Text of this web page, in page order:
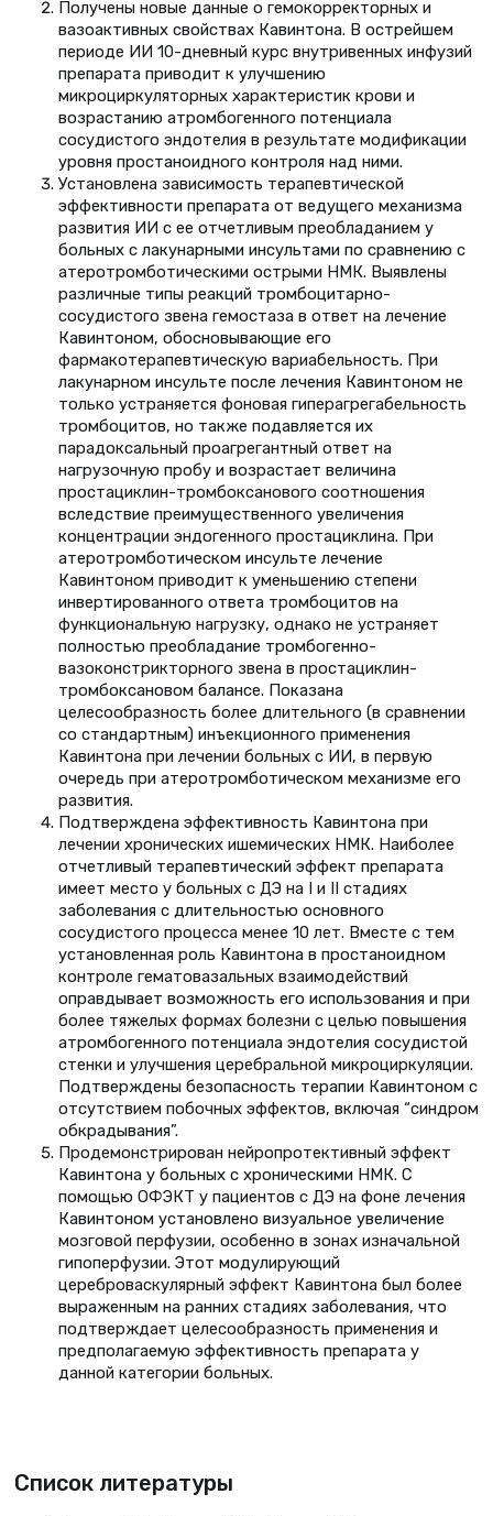
Получены новые данные о гемокорректорных и
вазоактивных свойствах Кавинтона. В острейшем
периоде ИИ 10-дневный курс внутривенных инфузий
препарата приводит к улучшению
микроциркуляторных характеристик крови и
возрастанию атромбогенного потенциала
сосудистого эндотелия в результате модификации
уровня простаноидного контроля над ними.
Установлена зависимость терапевтической
эффективности препарата от ведущего механизма
развития ИИ с ее отчетливым преобладанием у
больных с лакунарными инсультами по сравнению с
атеротромботическими острыми НМК. Выявлены
различные типы реакций тромбоцитарно-
сосудистого звена гемостаза в ответ на лечение
Кавинтоном, обосновывающие его
фармакотерапевтическую вариабельность. При
лакунарном инсульте после лечения Кавинтоном не
только устраняется фоновая гиперагрегабельность
тромбоцитов, но также подавляется их
парадоксальный проагрегантный ответ на
нагрузочную пробу и возрастает величина
простациклин-тромбоксанового соотношения
вследствие преимущественного увеличения
концентрации эндогенного простациклина. При
атеротромботическом инсульте лечение
Кавинтоном приводит к уменьшению степени
инвертированного ответа тромбоцитов на
функциональную нагрузку, однако не устраняет
полностью преобладание тромбогенно-
вазоконстрикторного звена в простациклин-
тромбоксановом балансе. Показана
целесообразность более длительного (в сравнении
со стандартным) инъекционного применения
Кавинтона при лечении больных с ИИ, в первую
очередь при атеротромботическом механизме его
развития.
Подтверждена эффективность Кавинтона при
лечении хронических ишемических НМК. Наиболее
отчетливый терапевтический эффект препарата
имеет место у больных с ДЭ на I и II стадиях
заболевания с длительностью основного
сосудистого процесса менее 10 лет. Вместе с тем
установленная роль Кавинтона в простаноидном
контроле гематовазальных взаимодействий
оправдывает возможность его использования и при
более тяжелых формах болезни с целью повышения
атромбогенного потенциала эндотелия сосудистой
стенки и улучшения церебральной микроциркуляции.
Подтверждены безопасность терапии Кавинтоном с
отсутствием побочных эффектов, включая “синдром
обкрадывания”.
Продемонстрирован нейропротективный эффект
Кавинтона у больных с хроническими НМК. С
помощью ОФЭКТ у пациентов с ДЭ на фоне лечения
Кавинтоном установлено визуальное увеличение
мозговой перфузии, особенно в зонах изначальной
гипоперфузии. Этот модулирующий
цереброваскулярный эффект Кавинтона был более
выраженным на ранних стадиях заболевания, что
подтверждает целесообразность применения и
предполагаемую эффективность препарата у
данной категории больных.
Список литературы